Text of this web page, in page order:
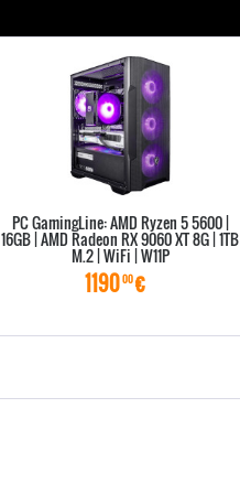
PC GamingLine: AMD Ryzen 5 5600 |
16GB | AMD Radeon RX 9060 XT 8G | 1TB
M.2 | WiFi | W11P
119000€